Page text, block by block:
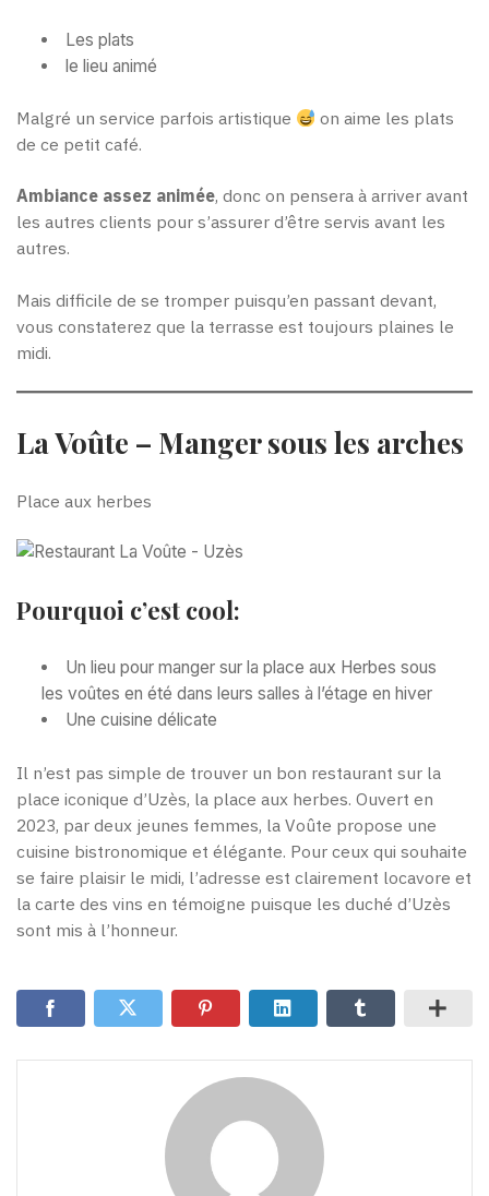
Les plats
le lieu animé
Malgré un service parfois artistique
on aime les plats
de ce petit café.
Ambiance assez animée, donc on pensera à arriver avant
les autres clients pour s’assurer d’être servis avant les
autres.
Mais difficile de se tromper puisqu’en passant devant,
vous constaterez que la terrasse est toujours plaines le
midi.
La Voûte – Manger sous les arches
Place aux herbes
Pourquoi c’est cool:
Un lieu pour manger sur la place aux Herbes sous
les voûtes en été dans leurs salles à l’étage en hiver
Une cuisine délicate
Il n’est pas simple de trouver un bon restaurant sur la
place iconique d’Uzès, la place aux herbes. Ouvert en
2023, par deux jeunes femmes, la Voûte propose une
cuisine bistronomique et élégante. Pour ceux qui souhaite
se faire plaisir le midi, l’adresse est clairement locavore et
la carte des vins en témoigne puisque les duché d’Uzès
sont mis à l’honneur.